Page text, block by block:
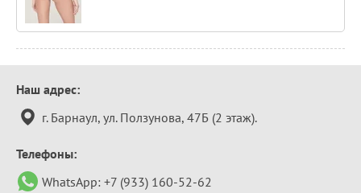
Контактная
информация
Наш адрес:
г. Барнаул, ул. Ползунова, 47Б (2 этаж).
Телефоны:
WhatsApp: +7 (933) 160-52-62